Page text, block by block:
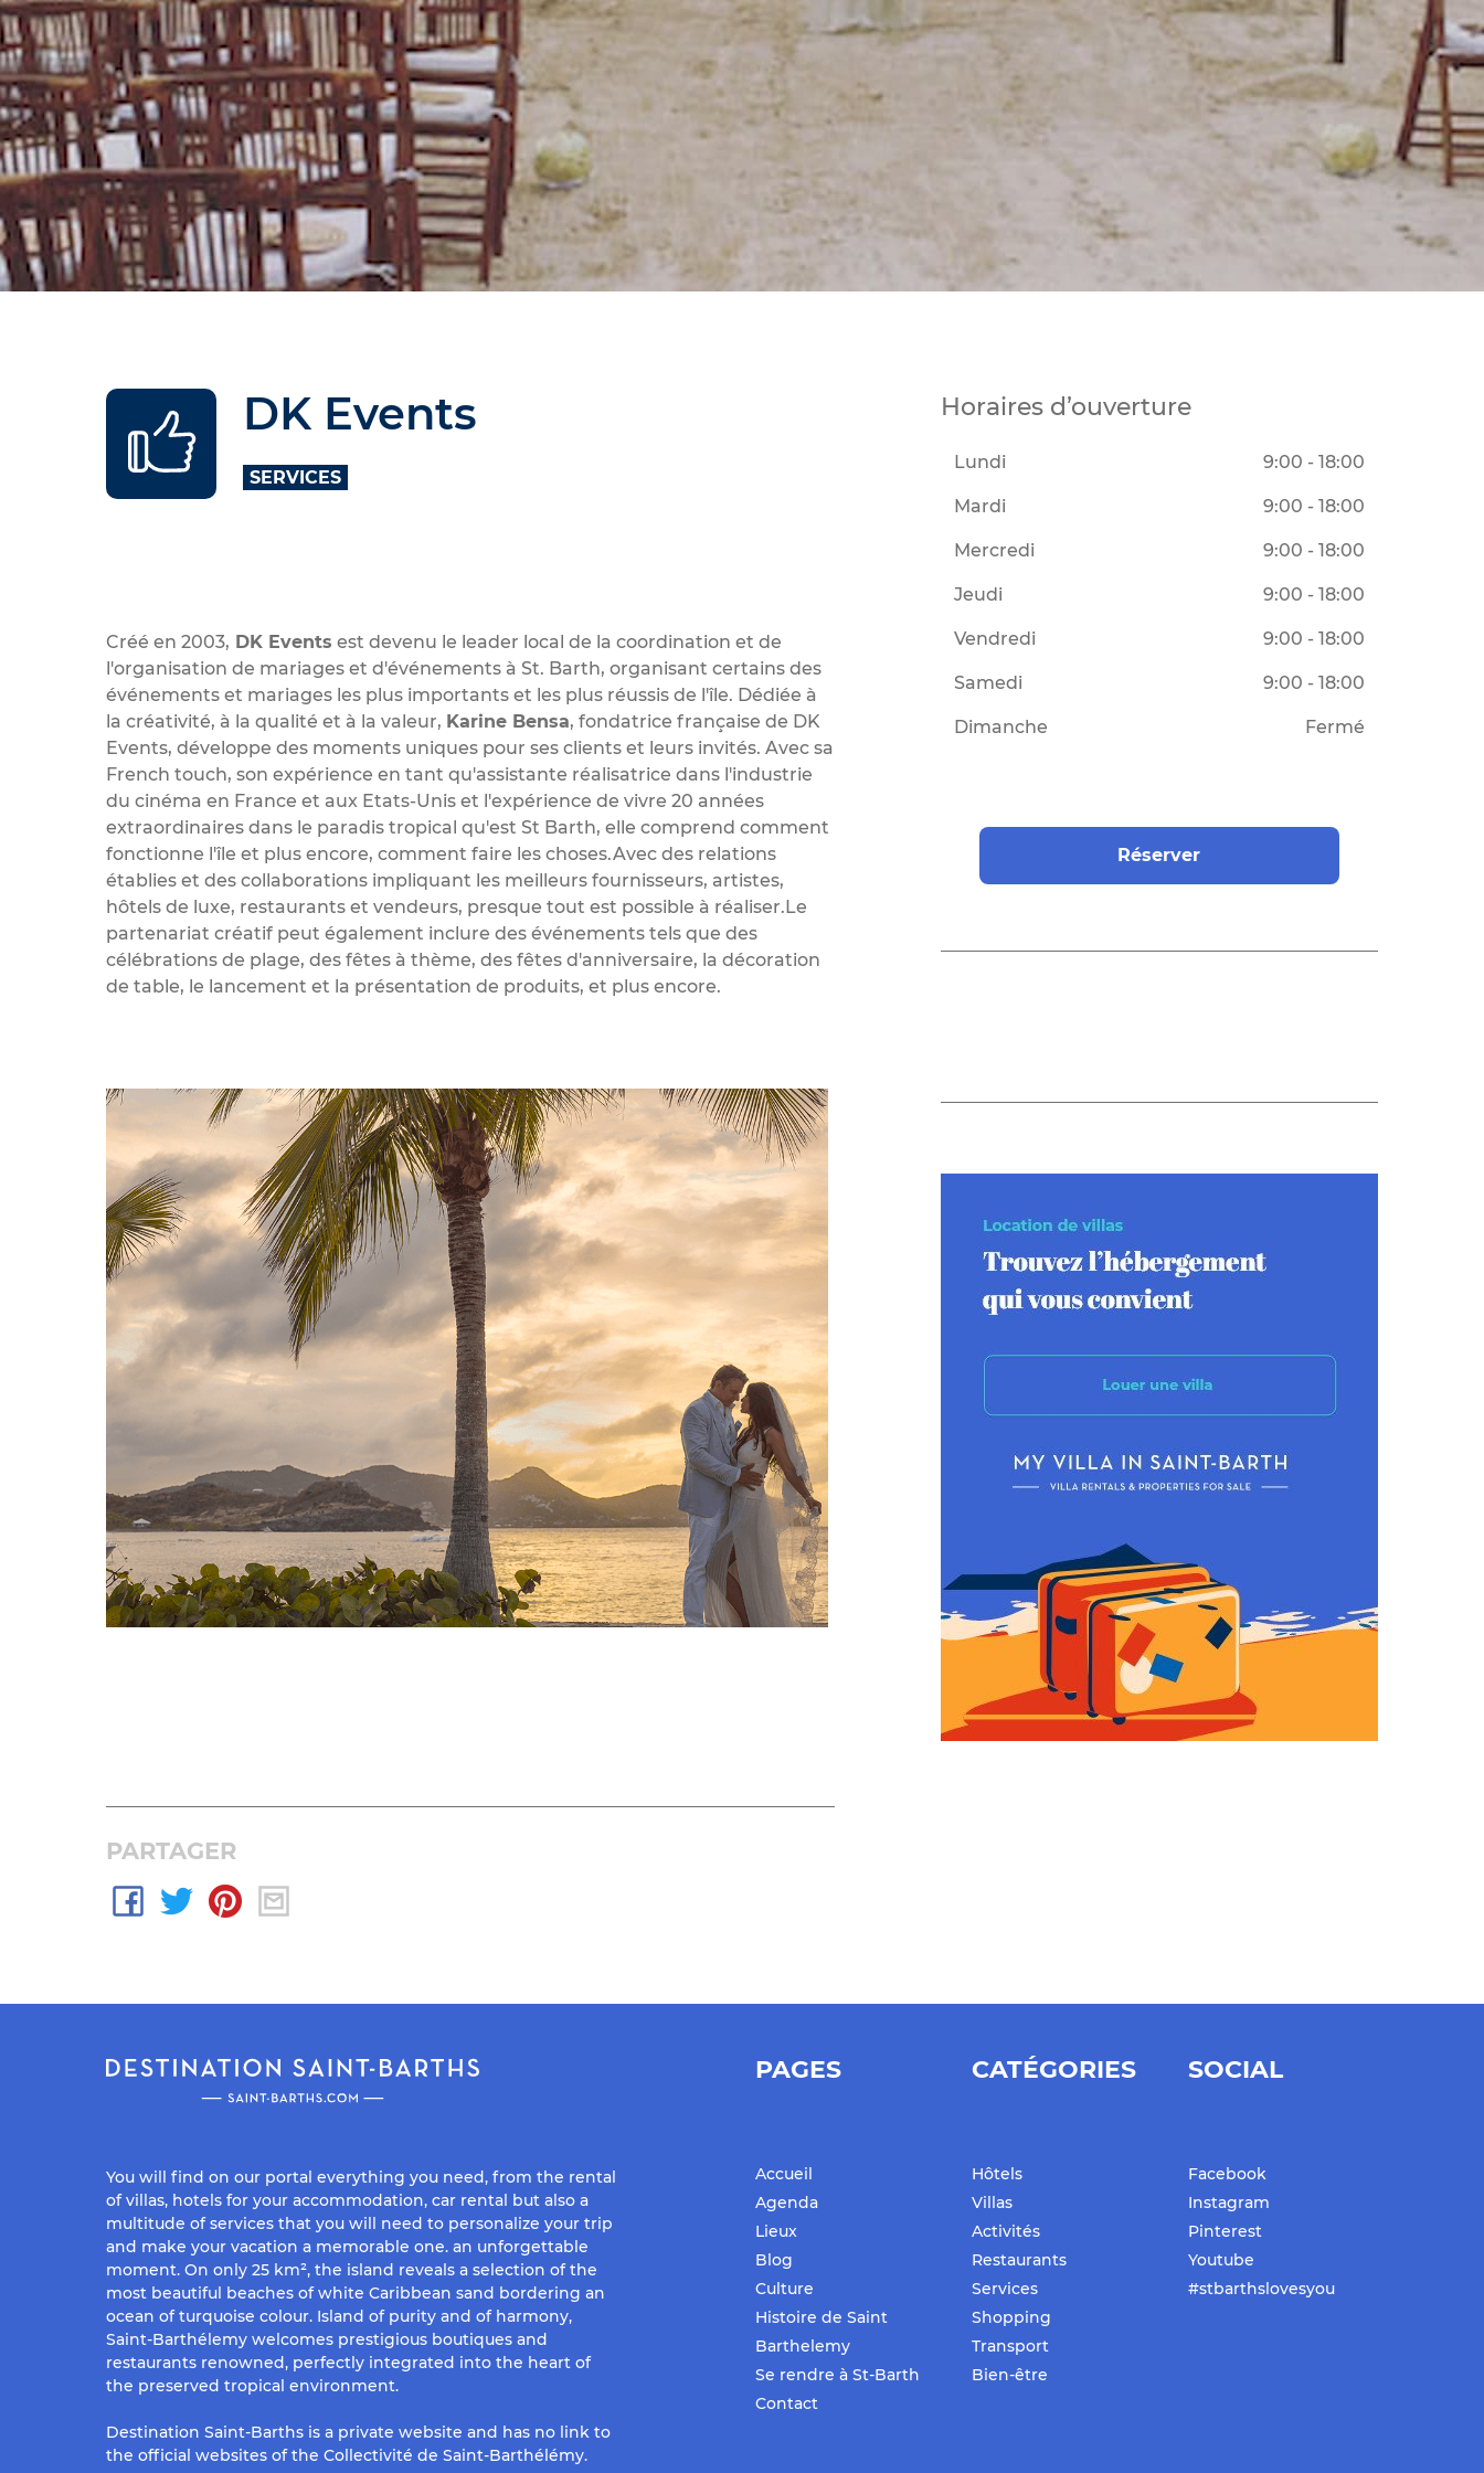
DK Events
SERVICES
Créé en 2003, DK Events est devenu le leader local de la coordination et de
l'organisation de mariages et d'événements à St. Barth, organisant certains des
événements et mariages les plus importants et les plus réussis de l'île. Dédiée à
la créativité, à la qualité et à la valeur, Karine Bensa, fondatrice française de DK
Events, développe des moments uniques pour ses clients et leurs invités. Avec sa
French touch, son expérience en tant qu'assistante réalisatrice dans l'industrie
du cinéma en France et aux Etats-Unis et l'expérience de vivre 20 années
extraordinaires dans le paradis tropical qu'est St Barth, elle comprend comment
fonctionne l'île et plus encore, comment faire les choses.Avec des relations
établies et des collaborations impliquant les meilleurs fournisseurs, artistes,
hôtels de luxe, restaurants et vendeurs, presque tout est possible à réaliser.Le
partenariat créatif peut également inclure des événements tels que des
célébrations de plage, des fêtes à thème, des fêtes d'anniversaire, la décoration
de table, le lancement et la présentation de produits, et plus encore.
PARTAGER
Horaires d’ouverture
Lundi 9:00 - 18:00
Mardi 9:00 - 18:00
Mercredi 9:00 - 18:00
Jeudi 9:00 - 18:00
Vendredi 9:00 - 18:00
Samedi 9:00 - 18:00
Dimanche Fermé
Réserver
You will find on our portal everything you need, from the rental
of villas, hotels for your accommodation, car rental but also a
multitude of services that you will need to personalize your trip
and make your vacation a memorable one. an unforgettable
moment. On only 25 km², the island reveals a selection of the
most beautiful beaches of white Caribbean sand bordering an
ocean of turquoise colour. Island of purity and of harmony,
Saint-Barthélemy welcomes prestigious boutiques and
restaurants renowned, perfectly integrated into the heart of
the preserved tropical environment.
Destination Saint-Barths is a private website and has no link to
the official websites of the Collectivité de Saint-Barthélémy.
PAGES
Accueil
Agenda
Lieux
Blog
Culture
Histoire de Saint
Barthelemy
Se rendre à St-Barth
Contact
CATÉGORIES
Hôtels
Villas
Activités
Restaurants
Services
Shopping
Transport
Bien-être
SOCIAL
Facebook
Instagram
Pinterest
Youtube
#stbarthslovesyou